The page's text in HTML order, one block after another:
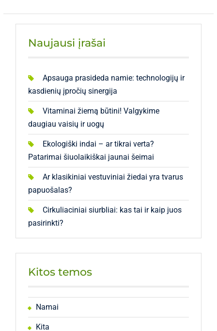
Naujausi įrašai
Apsauga prasideda namie: technologijų ir
kasdienių įpročių sinergija
Vitaminai žiemą būtini! Valgykime
daugiau vaisių ir uogų
Ekologiški indai – ar tikrai verta?
Patarimai šiuolaikiškai jaunai šeimai
Ar klasikiniai vestuviniai žiedai yra tvarus
papuošalas?
Cirkuliaciniai siurbliai: kas tai ir kaip juos
pasirinkti?
Kitos temos
Namai
Kita